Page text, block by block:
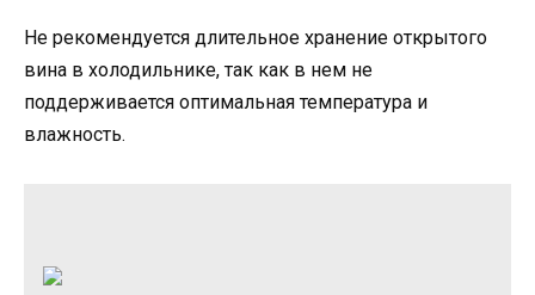
Не рекомендуется длительное хранение открытого
вина в холодильнике, так как в нем не
поддерживается оптимальная температура и
влажность.